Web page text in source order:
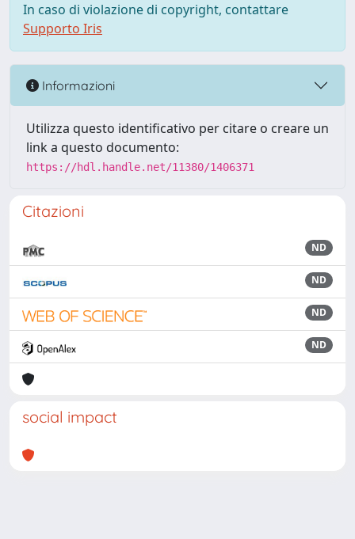
In caso di violazione di copyright, contattare
Supporto Iris
Informazioni
Utilizza questo identificativo per citare o creare un
link a questo documento:
https://hdl.handle.net/11380/1406371
Citazioni
ND
ND
ND
ND
social impact